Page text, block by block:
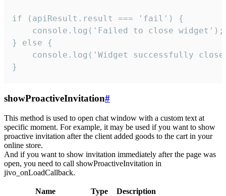
if (apiResult.result === 'fail') {
    console.log('Failed to close widget');
} else {
console.log('Widget successfully
}
showProactiveInvitation#
This method is used to open chat window with a custom text at
specific moment. For example, it may be used if you want to show
proactive invitation after the client added goods to the cart in your
online store.
And if you want to show invitation immediately after the page was
open, you need to call showProactiveInvitation in
jivo_onLoadCallback.
Name Type
Description